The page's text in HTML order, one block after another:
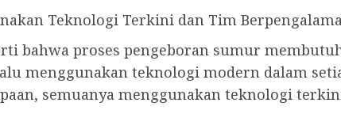
Teknologi Terkini dan Tim
bahwa proses pengeboran sumur
menggunakan teknologi modern dalam
semuanya menggunakan teknologi